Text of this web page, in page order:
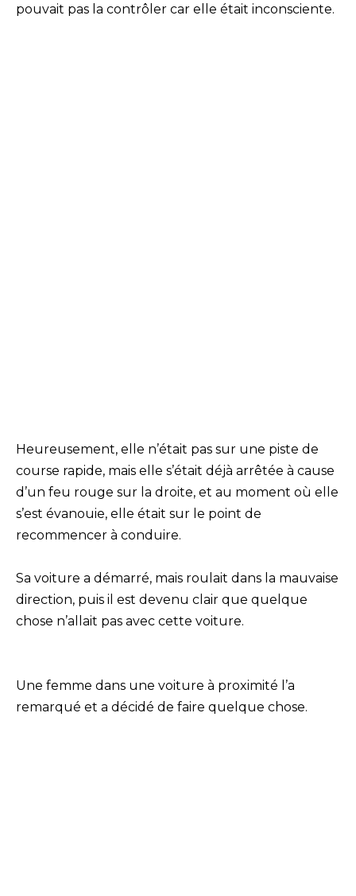
pouvait pas la contrôler car elle était inconsciente.
Heureusement, elle n’était pas sur une piste de
course rapide, mais elle s’était déjà arrêtée à cause
d’un feu rouge sur la droite, et au moment où elle
s’est évanouie, elle était sur le point de
recommencer à conduire.
Sa voiture a démarré, mais roulait dans la mauvaise
direction, puis il est devenu clair que quelque
chose n’allait pas avec cette voiture.
Une femme dans une voiture à proximité l’a
remarqué et a décidé de faire quelque chose.